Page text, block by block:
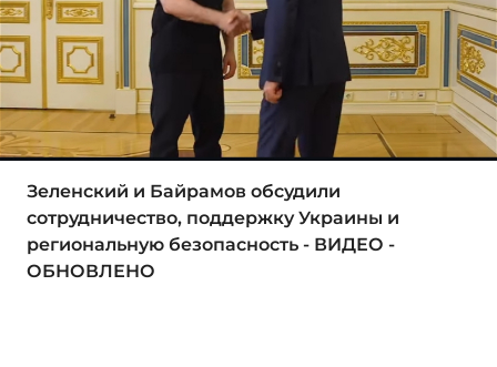
Зеленский и Байрамов обсудили
сотрудничество, поддержку Украины и
региональную безопасность - ВИДЕО -
ОБНОВЛЕНО